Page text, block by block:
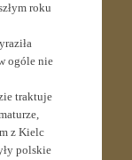
roku
ogóle nie
traktuje
z Kielc
polskie